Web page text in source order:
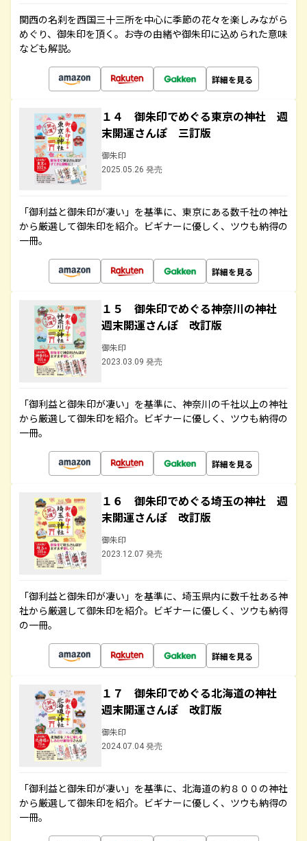
関西の名刹を西国三十三所を中心に季節の花々を楽しみながら
めぐり、御朱印を頂く。お寺の由緒や御朱印に込められた意味
なども解説。
詳細を見る
１４ 御朱印でめぐる東京の神社 週
末開運さんぽ 三訂版
御朱印
2025.05.26 発売
「御利益と御朱印が凄い」を基準に、東京にある数千社の神社
から厳選して御朱印を紹介。ビギナーに優しく、ツウも納得の
一冊。
詳細を見る
１５ 御朱印でめぐる神奈川の神社
週末開運さんぽ 改訂版
御朱印
2023.03.09 発売
「御利益と御朱印が凄い」を基準に、神奈川の千社以上の神社
から厳選して御朱印を紹介。ビギナーに優しく、ツウも納得の
一冊。
詳細を見る
１６ 御朱印でめぐる埼玉の神社 週
末開運さんぽ 改訂版
御朱印
2023.12.07 発売
「御利益と御朱印が凄い」を基準に、埼玉県内に数千社ある神
社から厳選して御朱印を紹介。ビギナーに優しく、ツウも納得
の一冊。
詳細を見る
１７ 御朱印でめぐる北海道の神社
週末開運さんぽ 改訂版
御朱印
2024.07.04 発売
「御利益と御朱印が凄い」を基準に、北海道の約８００の神社
から厳選して御朱印を紹介。ビギナーに優しく、ツウも納得の
一冊。